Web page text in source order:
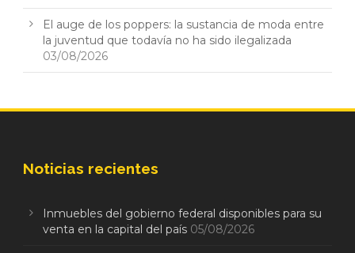
El auge de los poppers: la sustancia de moda entre
la juventud que todavía no ha sido ilegalizada
03/08/2026
Noticias recientes
Inmuebles del gobierno federal disponibles para su
venta en la capital del país 05/08/2026